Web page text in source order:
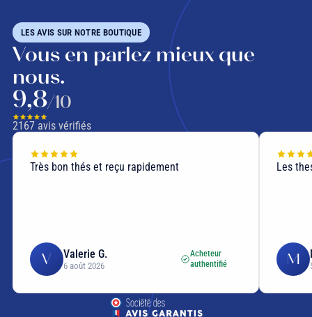
LES AVIS SUR NOTRE BOUTIQUE
Vous en parlez mieux que
nous.
9,8/10
2167avis vérifiés
Très bon thés et reçu rapidement
V Valerie G.
6 août 2026
Acheteur
authentifié
Les
M